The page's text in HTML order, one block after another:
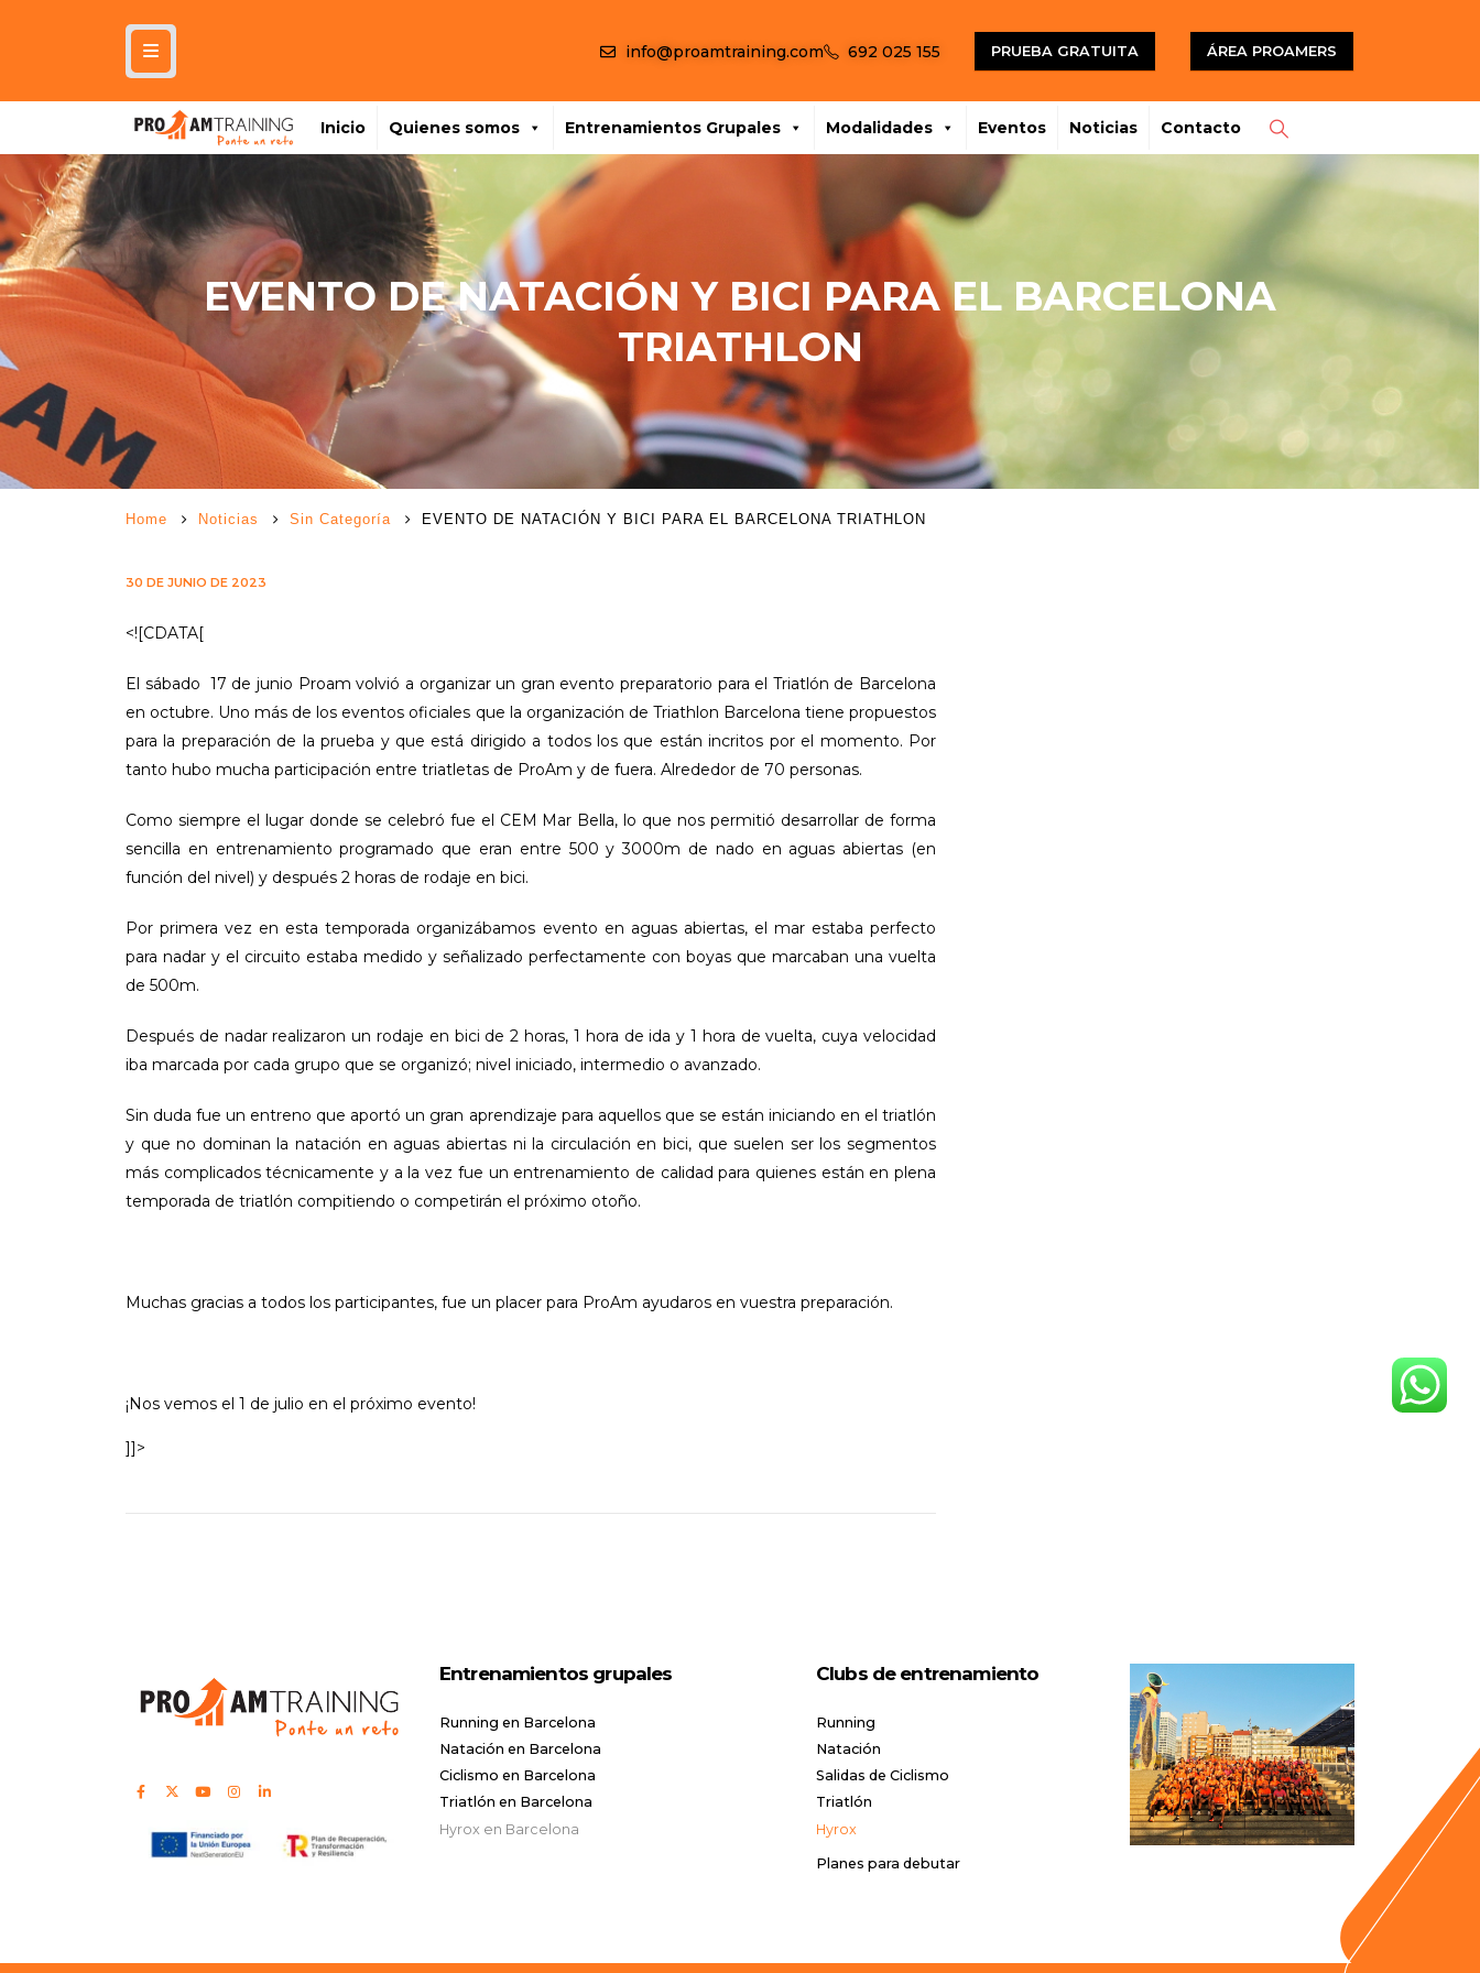
info@proamtraining.com 692 025 155 PRUEBA GRATUITA ÁREA PROAMERS
Inicio Quienes somos Entrenamientos Grupales Modalidades Eventos Noticias Contacto
EVENTO DE NATACIÓN Y BICI PARA EL BARCELONA
TRIATHLON
Home Noticias Sin Categoría EVENTO DE NATACIÓN Y BICI PARA EL BARCELONA TRIATHLON
30 DE JUNIO DE 2023
<![CDATA[
El sábado 17 de junio Proam volvió a organizar un gran evento preparatorio para el Triatlón de Barcelona
en octubre. Uno más de los eventos oficiales que la organización de Triathlon Barcelona tiene propuestos
para la preparación de la prueba y que está dirigido a todos los que están incritos por el momento. Por
tanto hubo mucha participación entre triatletas de ProAm y de fuera. Alrededor de 70 personas.
Como siempre el lugar donde se celebró fue el CEM Mar Bella, lo que nos permitió desarrollar de forma
sencilla en entrenamiento programado que eran entre 500 y 3000m de nado en aguas abiertas (en
función del nivel) y después 2 horas de rodaje en bici.
Por primera vez en esta temporada organizábamos evento en aguas abiertas, el mar estaba perfecto
para nadar y el circuito estaba medido y señalizado perfectamente con boyas que marcaban una vuelta
de 500m.
Después de nadar realizaron un rodaje en bici de 2 horas, 1 hora de ida y 1 hora de vuelta, cuya velocidad
iba marcada por cada grupo que se organizó; nivel iniciado, intermedio o avanzado.
Sin duda fue un entreno que aportó un gran aprendizaje para aquellos que se están iniciando en el triatlón
y que no dominan la natación en aguas abiertas ni la circulación en bici, que suelen ser los segmentos
más complicados técnicamente y a la vez fue un entrenamiento de calidad para quienes están en plena
temporada de triatlón compitiendo o competirán el próximo otoño.
Muchas gracias a todos los participantes, fue un placer para ProAm ayudaros en vuestra preparación.
¡Nos vemos el 1 de julio en el próximo evento!
]]>
Entrenamientos grupales
Running en Barcelona
Natación en Barcelona
Ciclismo en Barcelona
Triatlón en Barcelona
Hyrox en Barcelona
Clubs de entrenamiento
Running
Natación
Salidas de Ciclismo
Triatlón
Hyrox
Planes para debutar